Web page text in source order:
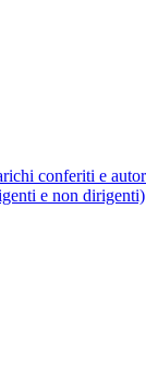
conferiti e
e non dirigenti)